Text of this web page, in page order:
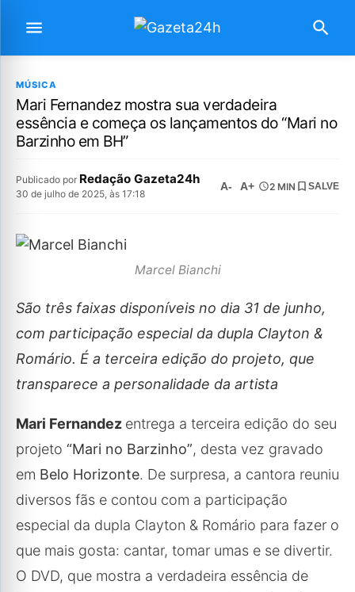
MÚSICA
Mari Fernandez mostra sua verdadeira
essência e começa os lançamentos do “Mari no
Barzinho em BH”
Publicado por Redação Gazeta24h
30 de julho de 2025, às 17:18
A- A+ 2 MIN SALVE
Marcel Bianchi
São três faixas disponíveis no dia 31 de junho,
com participação especial da dupla Clayton &
Romário. É a terceira edição do projeto, que
transparece a personalidade da artista
Mari Fernandez entrega a terceira edição do seu
projeto “Mari no Barzinho”, desta vez gravado
em Belo Horizonte. De surpresa, a cantora reuniu
diversos fãs e contou com a participação
especial da dupla Clayton & Romário para fazer o
que mais gosta: cantar, tomar umas e se divertir.
O DVD, que mostra a verdadeira essência de